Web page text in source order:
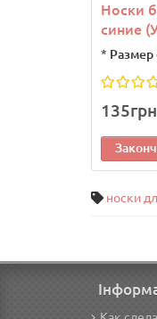
Носки
синие
*
носки